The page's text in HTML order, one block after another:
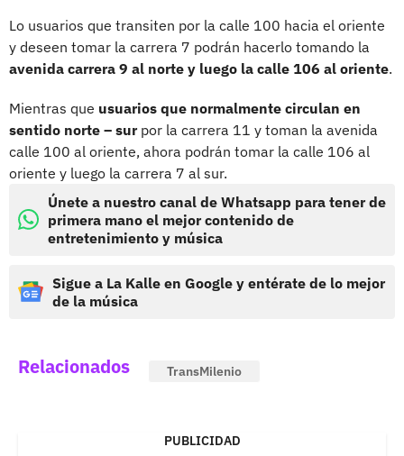
Lo usuarios que transiten por la calle 100 hacia el oriente
y deseen tomar la carrera 7 podrán hacerlo tomando la
avenida carrera 9 al norte y luego la calle 106 al oriente.
Mientras que usuarios que normalmente circulan en
sentido norte – sur por la carrera 11 y toman la avenida
calle 100 al oriente, ahora podrán tomar la calle 106 al
oriente y luego la carrera 7 al sur.
Únete a nuestro canal de Whatsapp para tener de
primera mano el mejor contenido de
entretenimiento y música
Sigue a La Kalle en Google y entérate de lo mejor
de la música
Relacionados TransMilenio
PUBLICIDAD